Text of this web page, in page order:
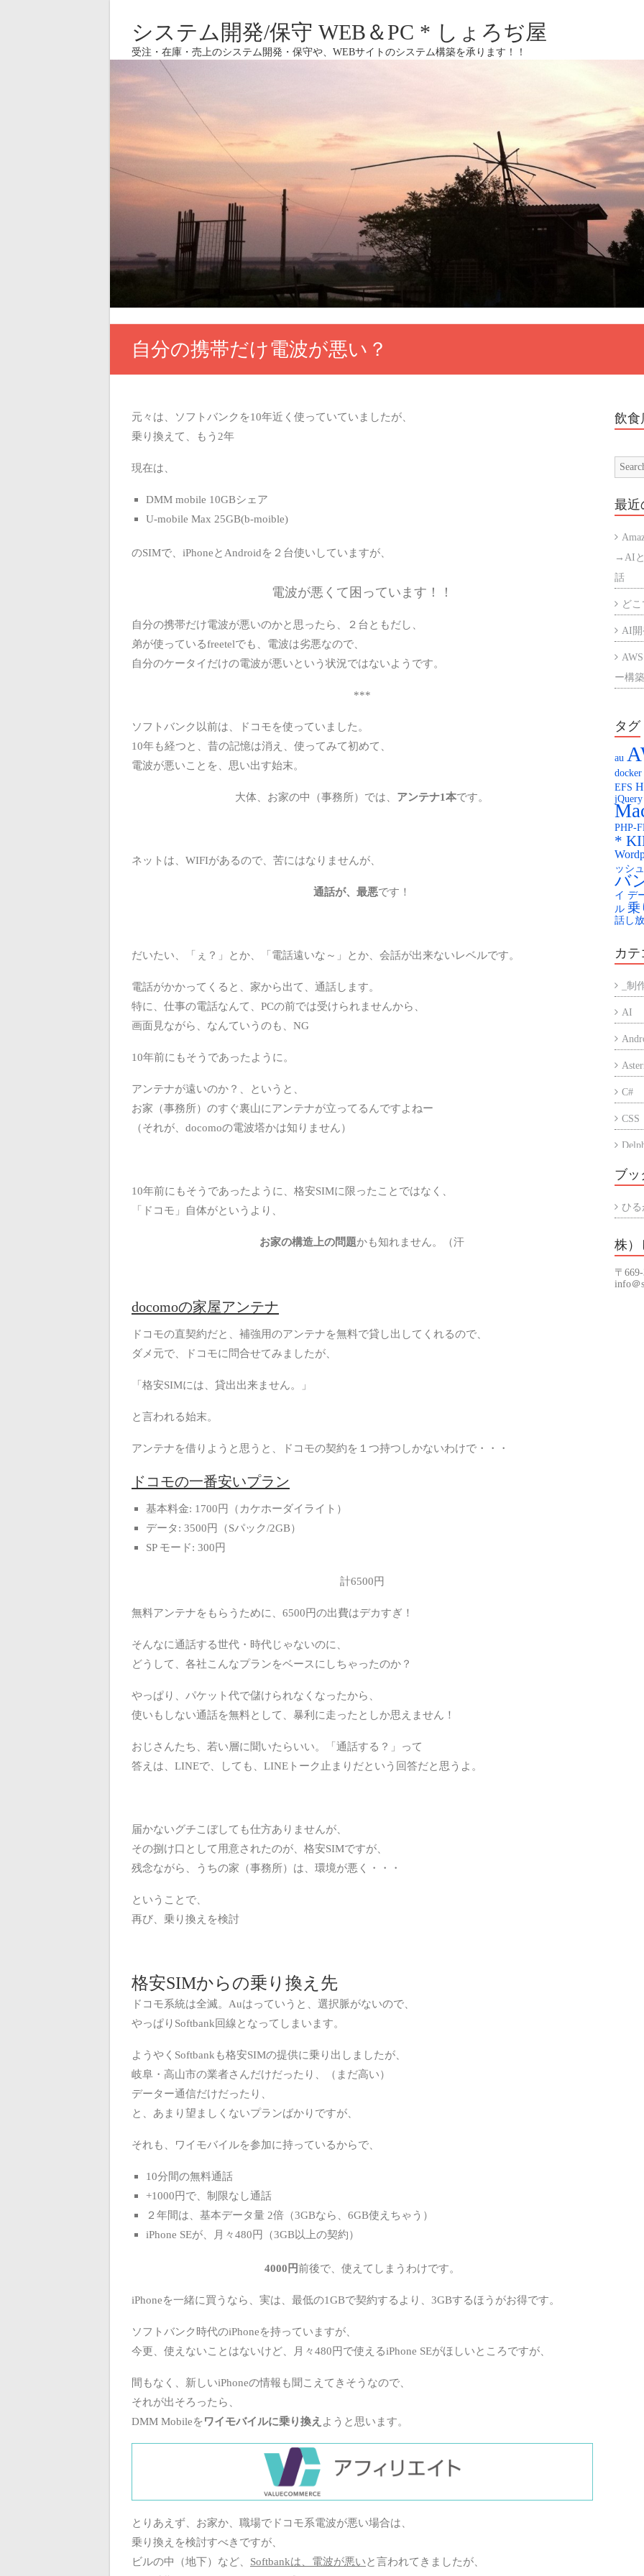
システム開発/保守 WEB＆PC * しょろぢ屋
受注・在庫・売上のシステム開発・保守や、WEBサイトのシステム構築を承ります！！
自分の携帯だけ電波が悪い？
元々は、ソフトバンクを10年近く使っていていましたが、
乗り換えて、もう2年
現在は、
DMM mobile 10GBシェア
U-mobile Max 25GB(b-moible)
のSIMで、iPhoneとAndroidを２台使いしていますが、
電波が悪くて困っています！！
自分の携帯だけ電波が悪いのかと思ったら、２台ともだし、
弟が使っているfreetelでも、電波は劣悪なので、
自分のケータイだけの電波が悪いという状況ではないようです。
***
ソフトバンク以前は、ドコモを使っていました。
10年も経つと、昔の記憶は消え、使ってみて初めて、
電波が悪いことを、思い出す始末。
大体、お家の中（事務所）では、 アンテナ1本です。
ネットは、WIFIがあるので、苦にはなりませんが、
通話が、最悪です！
だいたい、「ぇ？」とか、「電話遠いな～」とか、会話が出来ないレベルです。
電話がかかってくると、家から出て、通話します。
特に、仕事の電話なんて、PCの前では受けられませんから、
画面見ながら、なんていうのも、NG
10年前にもそうであったように。
アンテナが遠いのか？、というと、
お家（事務所）のすぐ裏山にアンテナが立ってるんですよねー
（それが、docomoの電波塔かは知りません）
10年前にもそうであったように、格安SIMに限ったことではなく、
「ドコモ」自体がというより、
お家の構造上の問題かも知れません。（汗
docomoの家屋アンテナ
ドコモの直契約だと、補強用のアンテナを無料で貸し出してくれるので、
ダメ元で、ドコモに問合せてみましたが、
「格安SIMには、貸出出来ません。」
と言われる始末。
アンテナを借りようと思うと、ドコモの契約を１つ持つしかないわけで・・・
ドコモの一番安いプラン
基本料金: 1700円（カケホーダイライト）
データ: 3500円（Sパック/2GB）
SP モード: 300円
計6500円
無料アンテナをもらうために、6500円の出費はデカすぎ！
そんなに通話する世代・時代じゃないのに、
どうして、各社こんなプランをベースにしちゃったのか？
やっぱり、パケット代で儲けられなくなったから、
使いもしない通話を無料として、暴利に走ったとしか思えません！
おじさんたち、若い層に聞いたらいい。「通話する？」って
答えは、LINEで、しても、LINEトーク止まりだという回答だと思うよ。
届かないグチこぼしても仕方ありませんが、
その捌け口として用意されたのが、格安SIMですが、
残念ながら、うちの家（事務所）は、環境が悪く・・・
ということで、
再び、乗り換えを検討
格安SIMからの乗り換え先
ドコモ系統は全滅。Auはっていうと、選択脈がないので、
やっぱりSoftbank回線となってしまいます。
ようやくSoftbankも格安SIMの提供に乗り出しましたが、
岐阜・高山市の業者さんだけだったり、（まだ高い）
データー通信だけだったり、
と、あまり望ましくないプランばかりですが、
それも、ワイモバイルを参加に持っているからで、
10分間の無料通話
+1000円で、制限なし通話
２年間は、基本データ量 2倍（3GBなら、6GB使えちゃう）
iPhone SEが、月々480円（3GB以上の契約）
4000円前後で、使えてしまうわけです。
iPhoneを一緒に買うなら、実は、最低の1GBで契約するより、3GBするほうがお得です。
ソフトバンク時代のiPhoneを持っていますが、
今更、使えないことはないけど、月々480円で使えるiPhone SEがほしいところですが、
間もなく、新しいiPhoneの情報も聞こえてきそうなので、
それが出そろったら、
DMM Mobileをワイモバイルに乗り換え ようと思います。
とりあえず、お家か、職場でドコモ系電波が悪い場合は、
乗り換えを検討すべきですが、
ビルの中（地下）など、 Softbankは、電波が悪いと言われてきましたが、
飲食
最近
→AIと
話
ど
AI開
ー構
ントす
楽
配膳
タグ
au
docker
EFS
jQuery
PHP-
*
ッシ
バ
イ デ
ル 乗
話し
カテ
_制
AI
C#
CSS
PHP
ブッ
ひ
株）
〒
info＠